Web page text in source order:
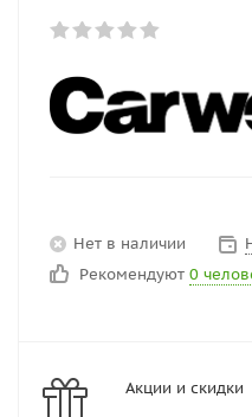
Нет в наличии
Рекомендуют 0
Акции и скидки